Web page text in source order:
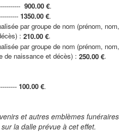
900.00 €.
1350.00 €.
par groupe de nom (prénom, nom,
: 210.00 €.
par groupe de nom (prénom, nom,
de naissance et décès) : 250.00 €.
100.00 €.
et autres emblèmes funéraires
la dalle prévue à cet effet.